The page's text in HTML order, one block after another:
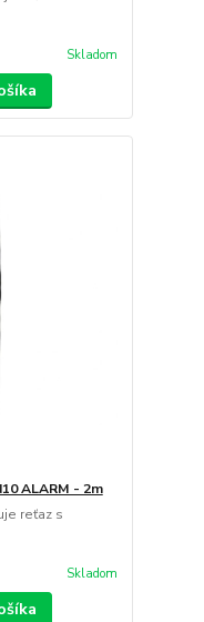
Skladom
ALARM - 2m
reťaz s
Skladom